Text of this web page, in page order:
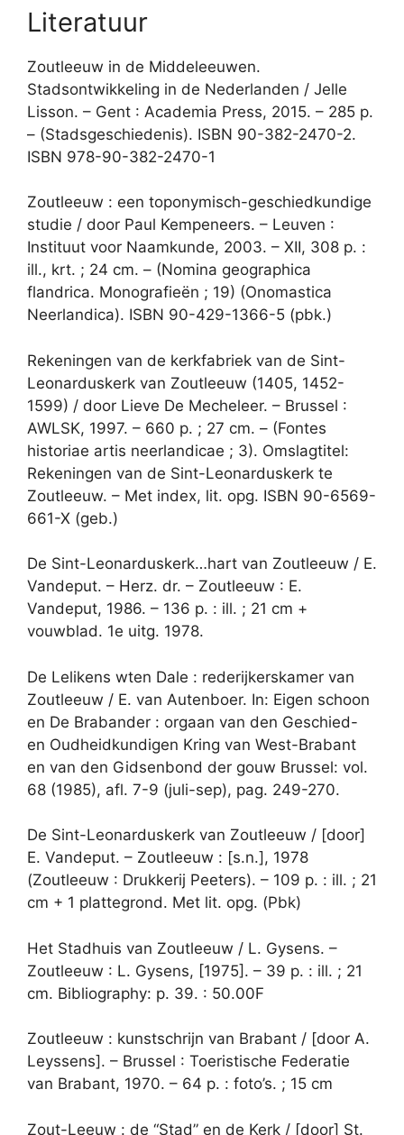
Literatuur
Zoutleeuw in de Middeleeuwen.
Stadsontwikkeling in de Nederlanden / Jelle
Lisson. – Gent : Academia Press, 2015. – 285 p.
– (Stadsgeschiedenis). ISBN 90-382-2470-2.
ISBN 978-90-382-2470-1
Zoutleeuw : een toponymisch-geschiedkundige
studie / door Paul Kempeneers. – Leuven :
Instituut voor Naamkunde, 2003. – XII, 308 p. :
ill., krt. ; 24 cm. – (Nomina geographica
flandrica. Monografiee͏̈n ; 19) (Onomastica
Neerlandica). ISBN 90-429-1366-5 (pbk.)
Rekeningen van de kerkfabriek van de Sint-
Leonarduskerk van Zoutleeuw (1405, 1452-
1599) / door Lieve De Mecheleer. – Brussel :
AWLSK, 1997. – 660 p. ; 27 cm. – (Fontes
historiae artis neerlandicae ; 3). Omslagtitel:
Rekeningen van de Sint-Leonarduskerk te
Zoutleeuw. – Met index, lit. opg. ISBN 90-6569-
661-X (geb.)
De Sint-Leonarduskerk…hart van Zoutleeuw / E.
Vandeput. – Herz. dr. – Zoutleeuw : E.
Vandeput, 1986. – 136 p. : ill. ; 21 cm +
vouwblad. 1e uitg. 1978.
De Lelikens wten Dale : rederijkerskamer van
Zoutleeuw / E. van Autenboer. In: Eigen schoon
en De Brabander : orgaan van den Geschied-
en Oudheidkundigen Kring van West-Brabant
en van den Gidsenbond der gouw Brussel: vol.
68 (1985), afl. 7-9 (juli-sep), pag. 249-270.
De Sint-Leonarduskerk van Zoutleeuw / [door]
E. Vandeput. – Zoutleeuw : [s.n.], 1978
(Zoutleeuw : Drukkerij Peeters). – 109 p. : ill. ; 21
cm + 1 plattegrond. Met lit. opg. (Pbk)
Het Stadhuis van Zoutleeuw / L. Gysens. –
Zoutleeuw : L. Gysens, [1975]. – 39 p. : ill. ; 21
cm. Bibliography: p. 39. : 50.00F
Zoutleeuw : kunstschrijn van Brabant / [door A.
Leyssens]. – Brussel : Toeristische Federatie
van Brabant, 1970. – 64 p. : foto’s. ; 15 cm
Zout-Leeuw : de “Stad” en de Kerk / [door] St.